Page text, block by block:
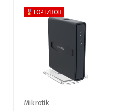
TOP IZBOR
Mikrotik